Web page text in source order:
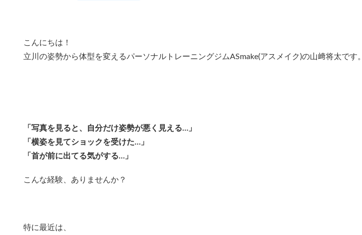
こんにちは！
立川の姿勢から体型を変えるパーソナルトレーニングジムASmake(アスメイク)の山﨑将太です。
「写真を見ると、自分だけ姿勢が悪く見える…」
「横姿を見てショックを受けた…」
「首が前に出てる気がする…」
こんな経験、ありませんか？
特に最近は、